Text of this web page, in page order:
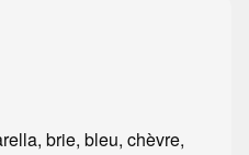
brie, bleu, chèvre,